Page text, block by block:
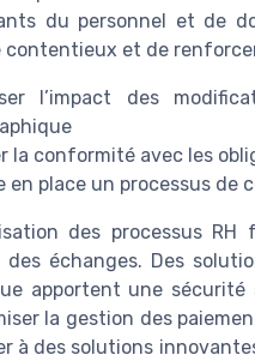
du personnel et de
contentieux et de
l’impact des
la conformité avec les
en place un processus
des processus
des échanges. Des
apportent une
la gestion des
à des solutions